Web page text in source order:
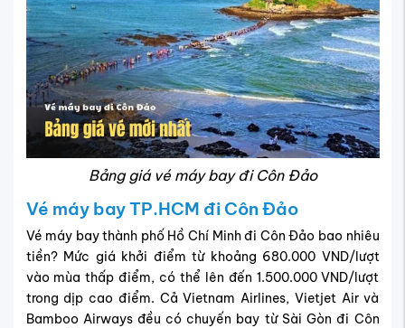
Bảng giá vé máy bay đi Côn Đảo
Vé máy bay TP.HCM đi Côn Đảo
Vé máy bay thành phố Hồ Chí Minh đi Côn Đảo bao nhiêu
tiền? Mức giá khởi điểm từ khoảng 680.000 VND/lượt
vào mùa thấp điểm, có thể lên đến 1.500.000 VND/lượt
trong dịp cao điểm. Cả Vietnam Airlines, Vietjet Air và
Bamboo Airways đều có chuyến bay từ Sài Gòn đi Côn